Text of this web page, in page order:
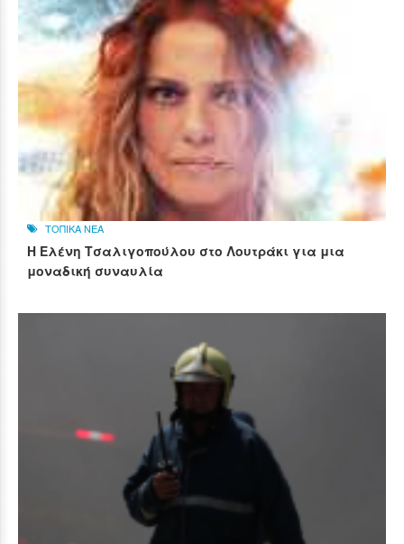
ΤΟΠΙΚΑ ΝΕΑ
Η Ελένη Τσαλιγοπούλου στο Λουτράκι για μια
μοναδική συναυλία